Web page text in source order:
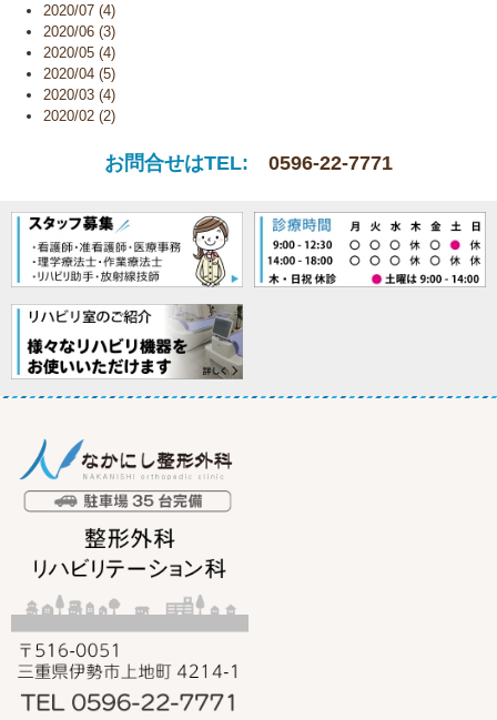
2020/07 (4)
2020/06 (3)
2020/05 (4)
2020/04 (5)
2020/03 (4)
2020/02 (2)
お問合せはTEL: 0596-22-7771